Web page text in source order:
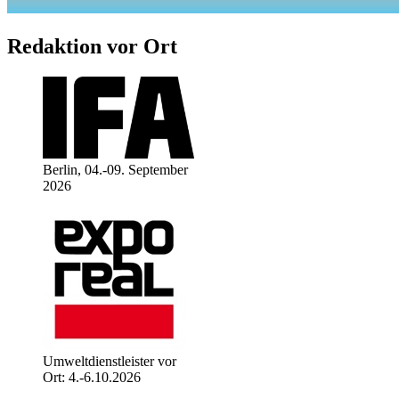
Redaktion vor Ort
Berlin, 04.-09. September
2026
Umweltdienstleister vor
Ort: 4.-6.10.2026